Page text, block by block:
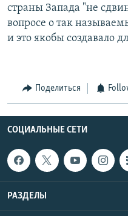
страны Запада "не
вопросе о так
и это якобы создавало
Поделиться
СОЦИАЛЬНЫЕ СЕТИ
РАЗДЕЛЫ